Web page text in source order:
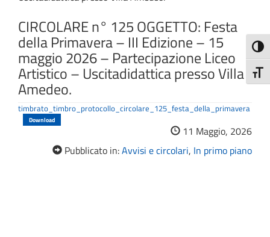
CIRCOLARE n° 125 OGGETTO: Festa
della Primavera – III Edizione – 15
maggio 2026 – Partecipazione Liceo
Artistico – Uscitadidattica presso Villa
Amedeo.
timbrato_timbro_protocollo_circolare_125_festa_della_primavera
Download
11 Maggio, 2026
Pubblicato in:Avvisi e circolari, In primo piano